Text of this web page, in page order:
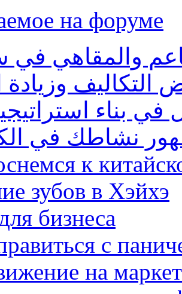
на форуме
والمقاهي في
وزيادة
بناء
نشاطك في
к
зубов в Хэйхэ
бизнеса
с
на